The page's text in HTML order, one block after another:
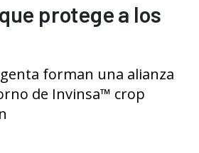
protege a los
forman una alianza
de Invinsa™ crop